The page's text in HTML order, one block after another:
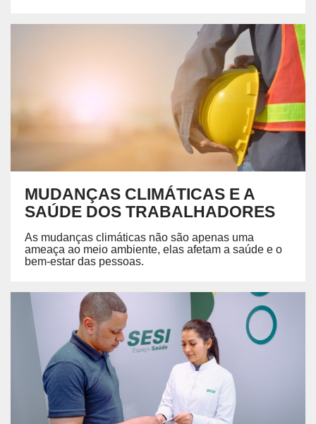
MUDANÇAS CLIMÁTICAS E A
SAÚDE DOS TRABALHADORES
As mudanças climáticas não são apenas uma
ameaça ao meio ambiente, elas afetam a saúde e o
bem-estar das pessoas.